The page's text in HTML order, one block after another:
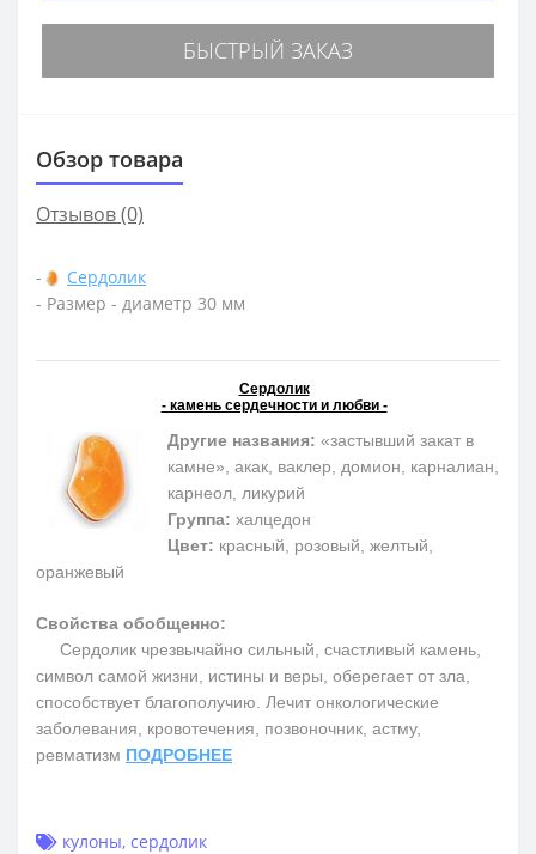
БЫСТРЫЙ ЗАКАЗ
Обзор товара
Отзывов (0)
-
Сердолик
- Размер - диаметр 30 мм
Сердолик
- камень сердечности и любви -
Другие названия: «застывший закат в
камне», акак, ваклер, домион, карналиан,
карнеол, ликурий
Группа: халцедон
Цвет: красный, розовый, желтый,
оранжевый
Свойства обобщенно:
Сердолик чрезвычайно сильный, счастливый камень,
символ самой жизни, истины и веры, оберегает от зла,
способствует благополучию. Лечит онкологические
заболевания, кровотечения, позвоночник, астму,
ревматизм ПОДРОБНЕЕ
кулоны, сердолик